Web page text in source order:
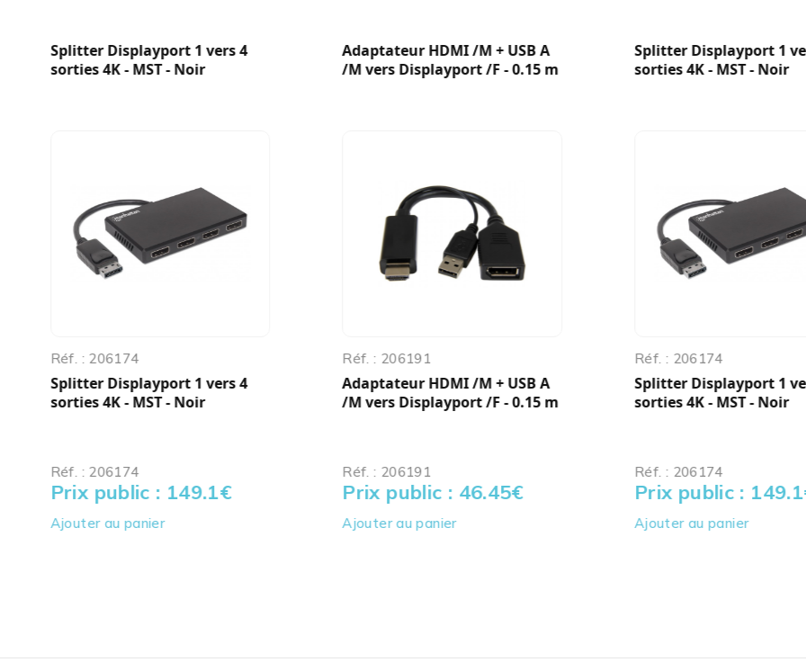
Splitter Displayport 1 vers 4
sorties 4K - MST - Noir
Réf. : 206174
Splitter Displayport 1 vers 4
sorties 4K - MST - Noir
Réf. : 206174
Prix public : 149.1€
Ajouter au panier
Adaptateur HDMI /M + USB A
/M vers Displayport /F - 0.15 m
Réf. : 206191
Adaptateur HDMI /M + USB A
/M vers Displayport /F - 0.15 m
Réf. : 206191
Prix public : 46.45€
Ajouter au panier
Splitter Displayport 1
sorties 4K - MST - Noir
Réf. : 206174
Splitter Displayport 1
sorties 4K - MST - Noir
Réf. : 206174
Prix public : 149.1
Ajouter au panier